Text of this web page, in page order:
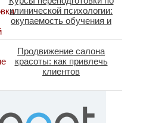
клинической психологии:
окупаемость обучения и
специалистов в 2026 году
Продвижение салона
красоты: как привлечь
клиентов